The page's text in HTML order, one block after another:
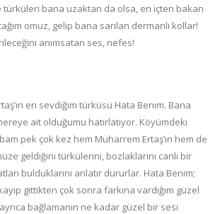
türküleri bana uzaktan da olsa, en içten bakan
omuz, gelip bana sarılan dermanlı kollar!
anımsatan ses, nefes!
en sevdiğim türküsü Hata Benim. Bana
ait olduğumu hatırlatıyor. Köyümdeki
pek çok kez hem Muharrem Ertaş’ın hem de
geldiğini türkülerini, bozlaklarını canlı bir
bulduklarını anlatır dururlar. Hata Benim;
gittikten çok sonra farkına vardığım güzel
bağlamanın ne kadar güzel bir sesi